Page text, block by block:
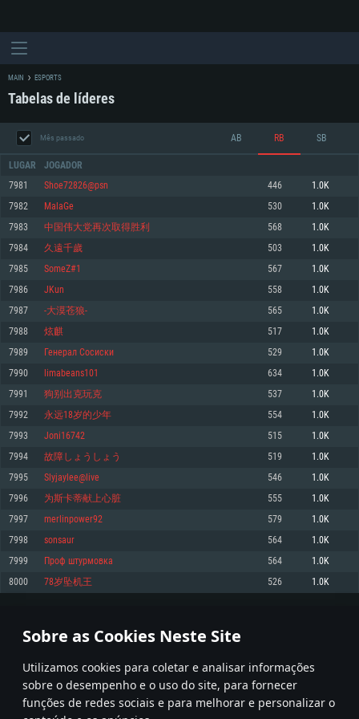
Sobre as Cookies Neste Site
Utilizamos cookies para coletar e analisar informações
sobre o desempenho e o uso do site, para fornecer
funções de redes sociais e para melhorar e personalizar o
REQUERIMENTOS DE SISTEMA
Mínimo
Sistema Operativo: Windows 10 (64 bit)
Processador: Dual-Core 2.2 GHz
Memória: 4GB
Placa Gráfica: Placa com DirectX 11: AMD Radeon 77XX / NVIDIA GeForce
GTX 660. Resolução mínima suportada: 720p
Network: Internet de banda larga.
Disco: 23,1 GB
Recomendado
superior, Radeon RX 570 ou superior
Disco: 75,9 GB
Mínimo
Sistema Operativo: Mac OS Big Sur 11.0 ou versão mais recente
Processador: Core i5 2.2GHz mínimo (Intel Xeon não suportado)
Memória: 6 GB
Placa Gráfica: Intel Iris Pro 5200 (Mac), equivalentes AMD/Nvidia para Mac.
Resolução mínima suportada: 720p com suporte Metal.
Network: Internet de banda larga.
Disco: 21,5 GB
Recomendado
Network: Internet de banda larga.
Mínimo
Sistema Operativo: Distribuições mais modernas do Linux de 64bit
Processador: Dual-Core 2.4 GHz
Memória: 4 GB
Placa Gráfica: NVIDIA 660 com os drivers mais recentes (não mais de 6
meses) / equivalentes AMD com os drivers mais recentes com suporte
Vulkan (não mais de 6 meses); Resolução mínima suportada: 720p.
Network: Internet de banda larga.
Disco: 21,5 GB
Recomendado
Sistema Operativo: Ubuntu 20.04 64bit
Processador: Intel Core i7
Memória: 16 GB
Placa Gráfica: NVIDIA 1060 com os drivers mais recentes (não mais de 6
meses) / equivalentes AMD (Radeon RX 570) com os drivers mais recentes
Network: Internet de banda larga.
MAIN ESPORTS
Tabelas de líderes
Mês passado AB RB SB
LUGAR JOGADOR
7981 Shoe72826@psn 446 1.0K
7982 MalaGe 530 1.0K
7983 中国伟大党再次取得胜利 568 1.0K
7984 久遠千歲 503 1.0K
7985 SomeZ#1 567 1.0K
7986 JKun 558 1.0K
7987 -大漠苍狼- 565 1.0K
7988 炫麒 517 1.0K
7989 Генерал Сосиски 529 1.0K
7990 limabeans101 634 1.0K
7991 狗别出克玩克 537 1.0K
7992 永远18岁的少年 554 1.0K
7993 Joni16742 515 1.0K
7994 故障しょうしょう 519 1.0K
7995 Slyjaylee@live 546 1.0K
7996 为斯卡蒂献上心脏 555 1.0K
7997 merlinpower92 579 1.0K
7998 sonsaur 564 1.0K
7999 Проф штурмовка 564 1.0K
8000 78岁坠机王 526 1.0K